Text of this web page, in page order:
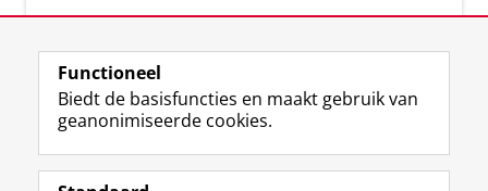
Volg de RUG
F
a
L
i
R
S
I
n
Y
o
Functioneel
Biedt de basisfuncties en maakt gebruik van
geanonimiseerde cookies.